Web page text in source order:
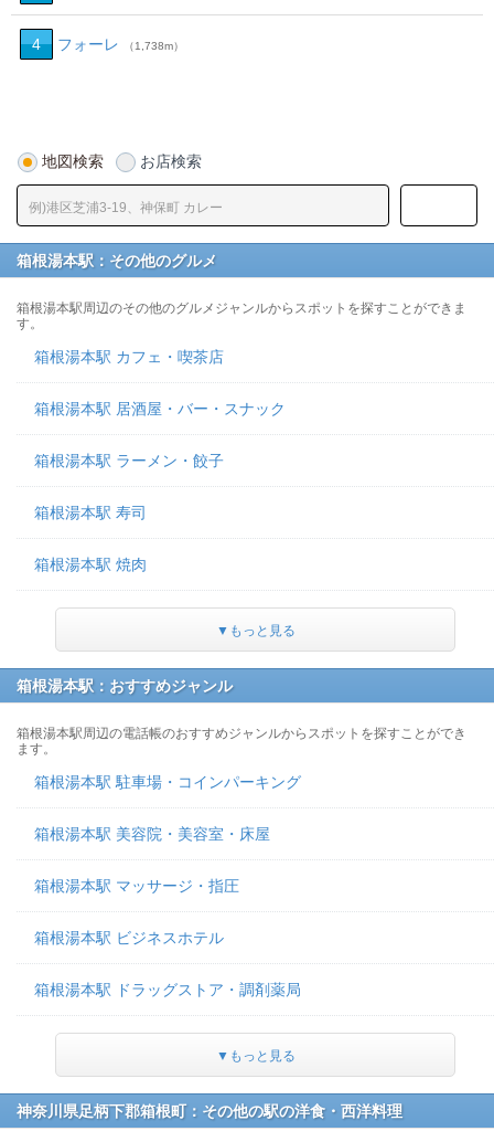
4 フォーレ （1,738m）
地図検索 お店検索
箱根湯本駅：その他のグルメ
箱根湯本駅周辺のその他のグルメジャンルからスポットを探すことができま
す。
箱根湯本駅 カフェ・喫茶店
箱根湯本駅 居酒屋・バー・スナック
箱根湯本駅 ラーメン・餃子
箱根湯本駅 寿司
箱根湯本駅 焼肉
▼もっと見る
箱根湯本駅：おすすめジャンル
箱根湯本駅周辺の電話帳のおすすめジャンルからスポットを探すことができ
ます。
箱根湯本駅 駐車場・コインパーキング
箱根湯本駅 美容院・美容室・床屋
箱根湯本駅 マッサージ・指圧
箱根湯本駅 ビジネスホテル
箱根湯本駅 ドラッグストア・調剤薬局
▼もっと見る
神奈川県足柄下郡箱根町：その他の駅の洋食・西洋料理